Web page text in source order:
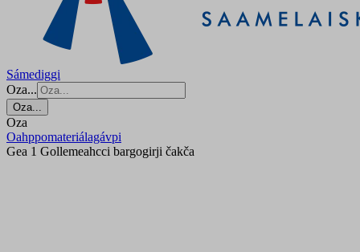
Sámediggi
Oza...
Oza...
Oza
Oahppomateriálagávpi
Gea 1 Gollemeahcci bargogirji čakča